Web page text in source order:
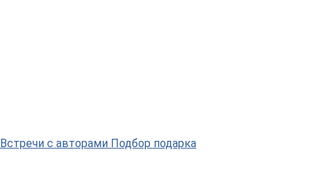
Встречи с авторами Подбор подарка